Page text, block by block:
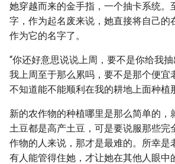
她穿越而来的金手指，一个抽卡系统。
字，作为起名废来说，她直接将自己的
作为它的名字了。
“你还好意思说说上周，要不是你给我抽
我上周至于那么累吗，要不是那个便宜
不知道能不能顺利在我的耕地上面种植
新的农作物的种植哪里是那么简单的，
土豆都是高产土豆，可是要说服那些完
作物的人来说，那才是最难的。所幸是
有人能管得住她，才让她在其他人眼中